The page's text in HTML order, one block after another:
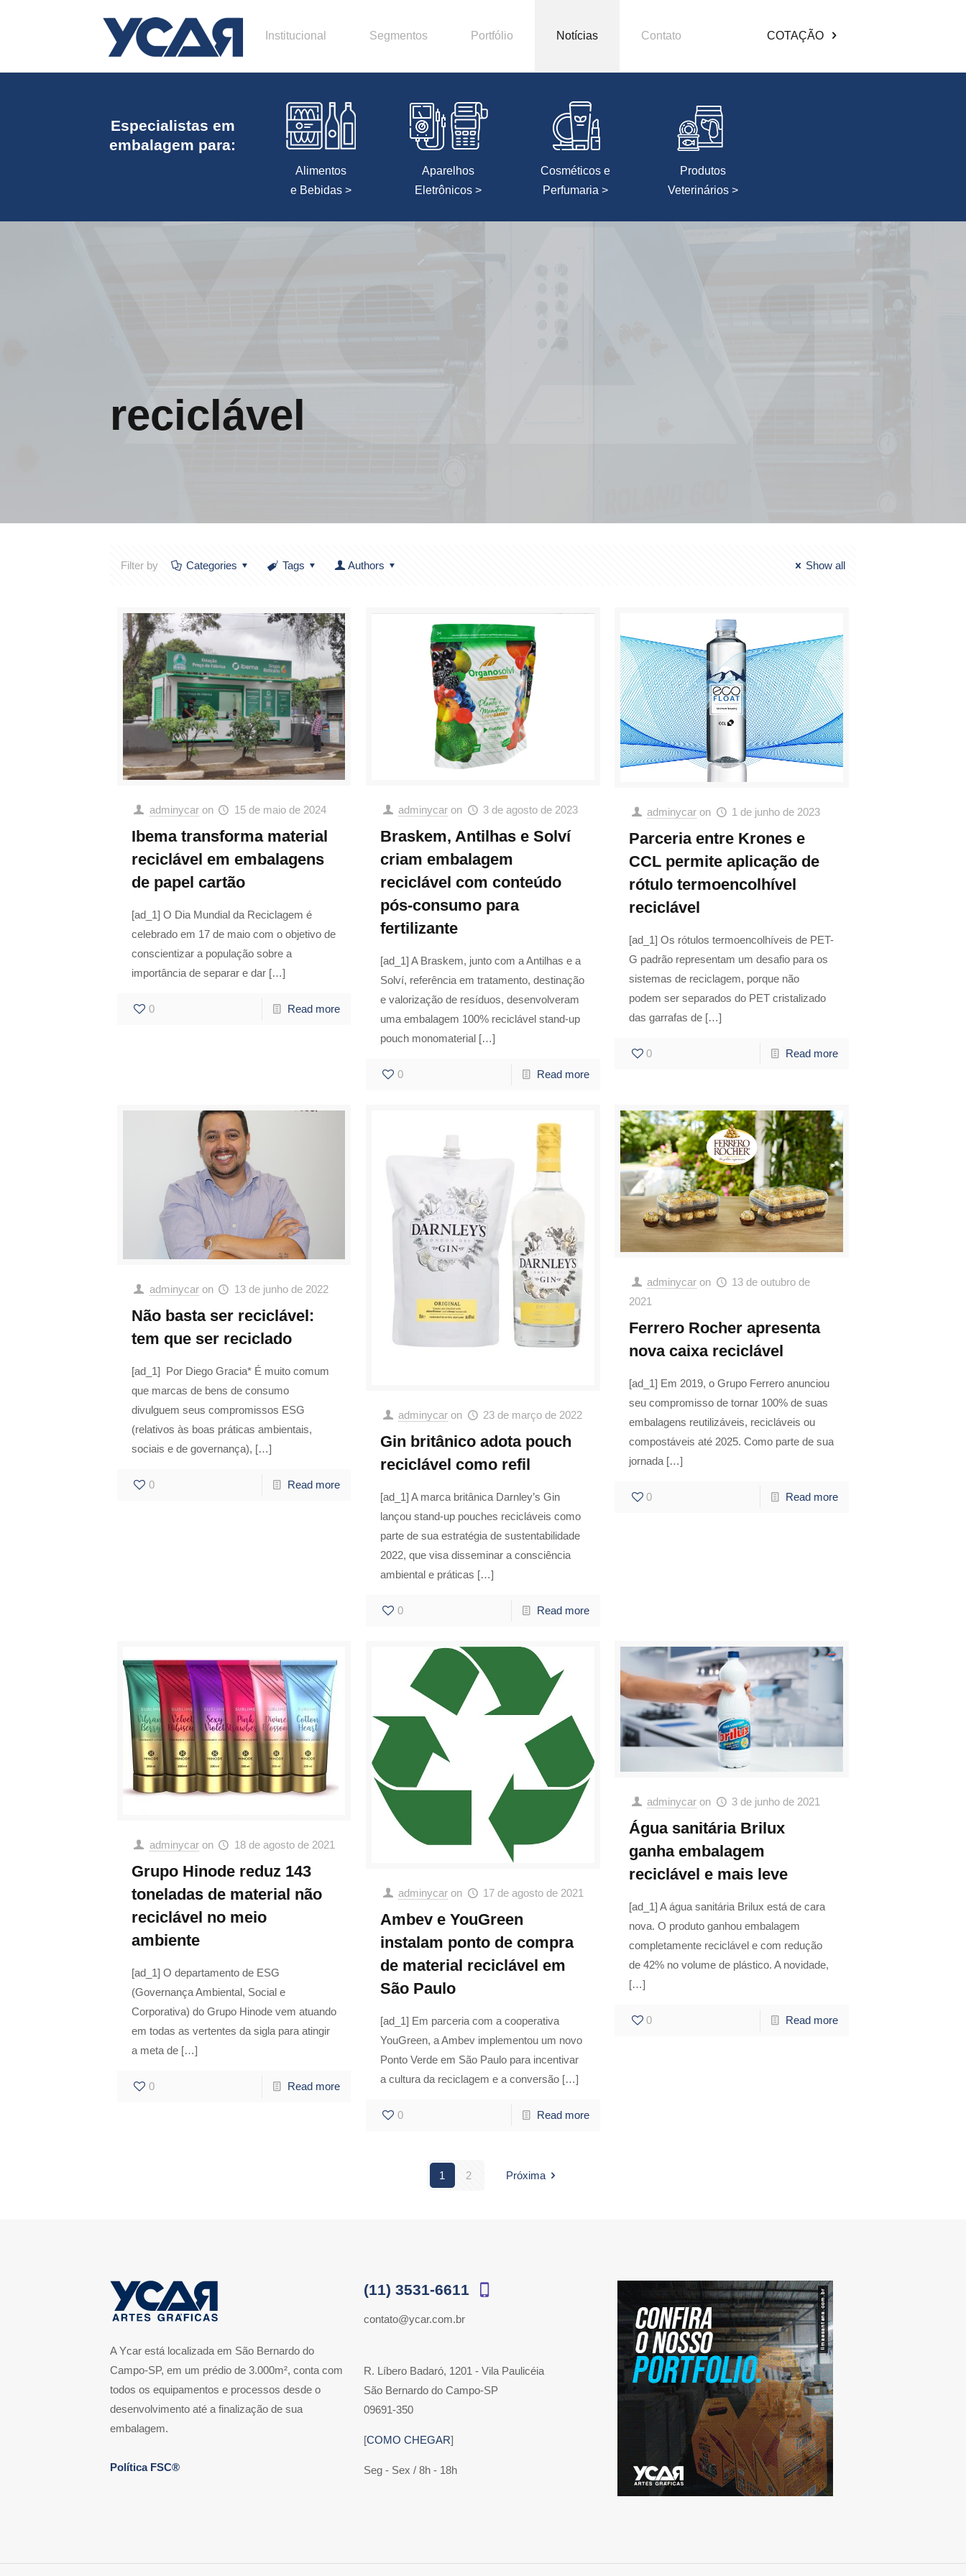
Institucional Segmentos Portfólio Notícias Contato COTAÇÃO
Especialistas em
embalagem para:
Alimentos
e Bebidas >
Aparelhos
Eletrônicos >
Cosméticos e
Perfumaria >
Produtos
Veterinários >
reciclável
Filter by Categories Tags Authors Show all
adminycar on 15 de maio de 2024
Ibema transforma material
reciclável em embalagens
de papel cartão
[ad_1] O Dia Mundial da Reciclagem é
celebrado em 17 de maio com o objetivo de
conscientizar a população sobre a
importância de separar e dar[…]
0 Read more
adminycar on 3 de agosto de 2023
Braskem, Antilhas e Solví
criam embalagem
reciclável com conteúdo
pós-consumo para
fertilizante
[ad_1] A Braskem, junto com a Antilhas e a
Solví, referência em tratamento, destinação
e valorização de resíduos, desenvolveram
uma embalagem 100% reciclável stand-up
pouch monomaterial […]
0 Read more
adminycar on 1 de junho de 2023
Parceria entre Krones e
CCL permite aplicação de
rótulo termoencolhível
reciclável
[ad_1] Os rótulos termoencolhíveis de PET-
G padrão representam um desafio para os
sistemas de reciclagem, porque não
podem ser separados do PET cristalizado
das garrafas de […]
0 Read more
adminycar on 13 de junho de 2022
Não basta ser reciclável:
tem que ser reciclado
[ad_1] Por Diego Gracia* É muito comum
que marcas de bens de consumo
divulguem seus compromissos ESG
(relativos às boas práticas ambientais,
sociais e de governança), […]
0 Read more
adminycar on 23 de março de 2022
Gin britânico adota pouch
reciclável como refil
[ad_1] A marca britânica Darnley’s Gin
lançou stand-up pouches recicláveis como
parte de sua estratégia de sustentabilidade
2022, que visa disseminar a consciência
ambiental e práticas […]
0 Read more
adminycar on
13 de outubro de
2021
Ferrero Rocher apresenta
nova caixa reciclável
[ad_1] Em 2019, o Grupo Ferrero anunciou
seu compromisso de tornar 100% de suas
embalagens reutilizáveis, recicláveis ​​ou
compostáveis ​​até 2025. Como parte de sua
jornada […]
0 Read more
adminycar on 18 de agosto de 2021
Grupo Hinode reduz 143
toneladas de material não
reciclável no meio
ambiente
[ad_1] O departamento de ESG
(Governança Ambiental, Social e
Corporativa) do Grupo Hinode vem atuando
em todas as vertentes da sigla para atingir
a meta de[…]
0 Read more
adminycar on 17 de agosto de 2021
Ambev e YouGreen
instalam ponto de compra
de material reciclável em
São Paulo
[ad_1] Em parceria com a cooperativa
YouGreen, a Ambev implementou um novo
Ponto Verde em São Paulo para incentivar
a cultura da reciclagem e a conversão […]
0 Read more
adminycar on 3 de junho de 2021
Água sanitária Brilux
ganha embalagem
reciclável e mais leve
[ad_1] A água sanitária Brilux está de cara
nova. O produto ganhou embalagem
completamente reciclável e com redução
de 42% no volume de plástico. A novidade,
[…]
0 Read more
1 2 Próxima
A Ycar está localizada em São Bernardo do
Campo-SP, em um prédio de 3.000m², conta com
todos os equipamentos e processos desde o
desenvolvimento até a finalização de sua
embalagem.
Política FSC®
(11) 3531-6611
contato@ycar.com.br
R. Líbero Badaró, 1201 - Vila Paulicéia
São Bernardo do Campo-SP
09691-350
[COMO CHEGAR]
Seg - Sex / 8h - 18h